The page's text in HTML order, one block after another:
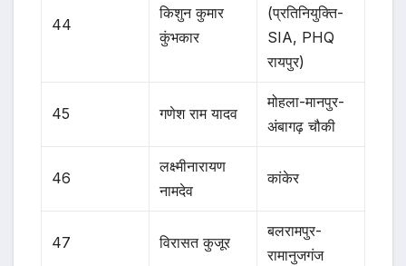
44
किशुन कुमार
कुंभकार
(प्रतिनियुक्ति-
SIA, PHQ
रायपुर)
45 गणेश राम यादव
मोहला-मानपुर-
अंबागढ़ चौकी
46
लक्ष्मीनारायण
नामदेव
कांकेर
47 विरासत कुजूर
बलरामपुर-
रामानुजगंज